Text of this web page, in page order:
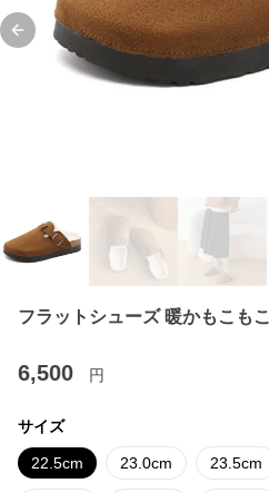
Previous slide
フラットシューズ 暖かもこも
6,500 円
サイズ
22.5cm 23.0cm 23.5cm